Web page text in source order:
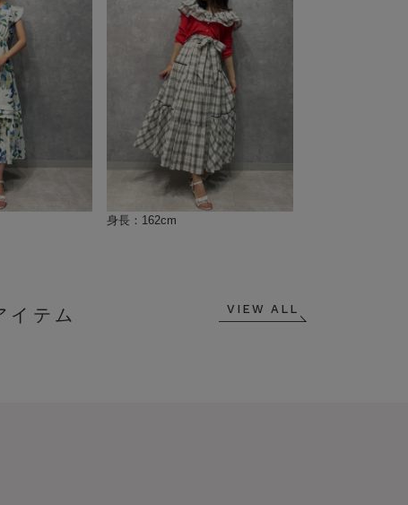
身長：162cm
VIEW ALL